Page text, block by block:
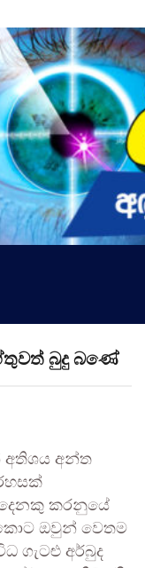
බුදු බණේ
අතිශය අන්ත
කරනුයේ
ඔවුන් වෙතම
ගැටළු අර්බුද